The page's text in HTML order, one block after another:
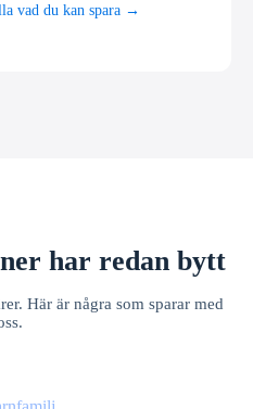
vad du kan spara →
har redan bytt
Här är några som sparar med